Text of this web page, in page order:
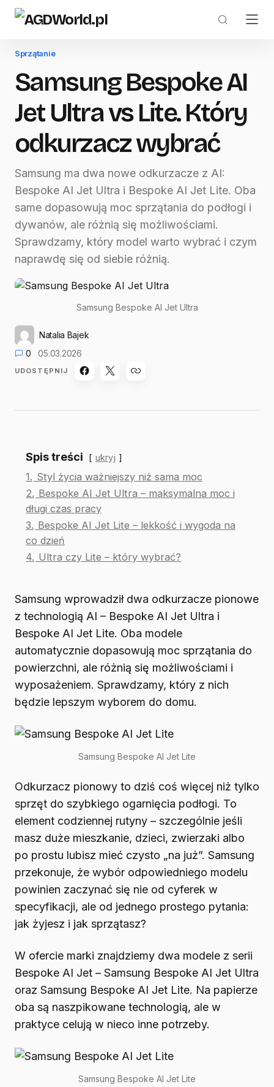
Sprzątanie
Samsung Bespoke AI
Jet Ultra vs Lite. Który
odkurzacz wybrać
Samsung ma dwa nowe odkurzacze z AI:
Bespoke AI Jet Ultra i Bespoke AI Jet Lite. Oba
same dopasowują moc sprzątania do podłogi i
dywanów, ale różnią się możliwościami.
Sprawdzamy, który model warto wybrać i czym
naprawdę się od siebie różnią.
Samsung Bespoke AI Jet Ultra
Natalia Bajek
0
05.03.2026
UDOSTĘPNIJ
Spis treści ukryj
1. Styl życia ważniejszy niż sama moc
2. Bespoke AI Jet Ultra – maksymalna moc i
długi czas pracy
3. Bespoke AI Jet Lite – lekkość i wygoda na
co dzień
4. Ultra czy Lite – który wybrać?
Samsung wprowadził dwa odkurzacze pionowe
z technologią AI – Bespoke AI Jet Ultra i
Bespoke AI Jet Lite. Oba modele
automatycznie dopasowują moc sprzątania do
powierzchni, ale różnią się możliwościami i
wyposażeniem. Sprawdzamy, który z nich
będzie lepszym wyborem do domu.
Samsung Bespoke AI Jet Lite
Odkurzacz pionowy to dziś coś więcej niż tylko
sprzęt do szybkiego ogarnięcia podłogi. To
element codziennej rutyny – szczególnie jeśli
masz duże mieszkanie, dzieci, zwierzaki albo
po prostu lubisz mieć czysto „na już”. Samsung
przekonuje, że wybór odpowiedniego modelu
powinien zaczynać się nie od cyferek w
specyfikacji, ale od jednego prostego pytania:
jak żyjesz i jak sprzątasz?
W ofercie marki znajdziemy dwa modele z serii
Bespoke AI Jet – Samsung Bespoke AI Jet Ultra
oraz Samsung Bespoke AI Jet Lite. Na papierze
oba są naszpikowane technologią, ale w
praktyce celują w nieco inne potrzeby.
Samsung Bespoke AI Jet Lite